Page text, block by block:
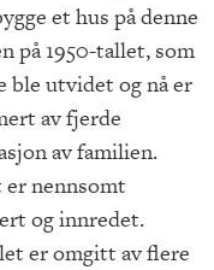
et hus på denne
på 1950-tallet, som
ble utvidet og nå er
av fjerde
av familien.
er nennsomt
og innredet.
er omgitt av flere